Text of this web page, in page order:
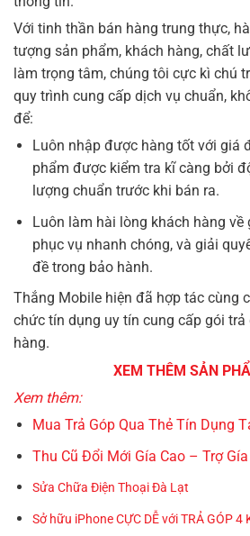
Với tinh thần bán hàng trung thực,
tượng sản phẩm, khách hàng, chất
làm trọng tâm, chúng tôi cực kì chú
quy trình cung cấp dịch vụ chuẩn,
để:
Luôn nhập được hàng tốt với giá
phẩm được kiểm tra kĩ càng bởi
lượng chuẩn trước khi bán ra.
Luôn làm hài lòng khách hàng về
phục vụ nhanh chóng, và giải
đề trong bảo hành.
Thắng Mobile hiện đã hợp tác cùng
chức tín dụng uy tín cung cấp gói trả
hàng.
XEM THÊM SẢN
Xem thêm:
Mua Trả Góp Qua Thẻ Tín Dụng
Thu Cũ Đổi Mới Gía Cao – Trợ
Sửa Chữa Điện Thoại Đà Lạt
Sở hữu iPhone CỰC DỄ với TRẢ GÓP 4